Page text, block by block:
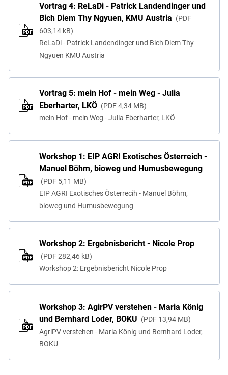
Vortrag 4: ReLaDi - Patrick Landendinger und
Bich Diem Thy Ngyuen, KMU Austria
PDF
603,14 kB
ReLaDi - Patrick Landendinger und Bich Diem Thy
Ngyuen KMU Austria
Vortrag 5: mein Hof - mein Weg - Julia
Eberharter, LKÖ
PDF 4,34 MB
mein Hof - mein Weg - Julia Eberharter, LKÖ
Workshop 1: EIP AGRI Exotisches Österreich -
Manuel Böhm, bioweg und Humusbewegung
PDF 5,11 MB
EIP AGRI Exotisches Österrecih - Manuel Böhm,
bioweg und Humusbewegung
Workshop 2: Ergebnisbericht - Nicole Prop
PDF 282,46 kB
Workshop 2: Ergebnisbericht Nicole Prop
Workshop 3: AgirPV verstehen - Maria König
und Bernhard Loder, BOKU
PDF 13,94 MB
AgriPV verstehen - Maria König und Bernhard Loder,
BOKU